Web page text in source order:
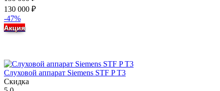
130 000 ₽
-47%
Акция
Слуховой аппарат Siemens STF P T3
Скидка